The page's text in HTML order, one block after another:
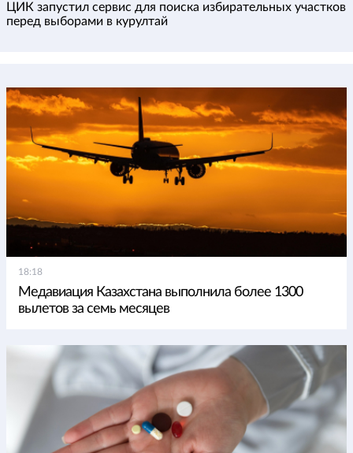
ЦИК запустил сервис для поиска избирательных участков
перед выборами в курултай
18:18
Медавиация Казахстана выполнила более 1300
вылетов за семь месяцев